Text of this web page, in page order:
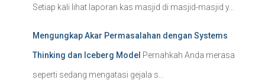
Setiap kali lihat laporan kas masjid di masjid-masjid y...
Mengungkap Akar Permasalahan dengan Systems
Thinking dan Iceberg Model Pernahkah Anda merasa
seperti sedang mengatasi gejala s...